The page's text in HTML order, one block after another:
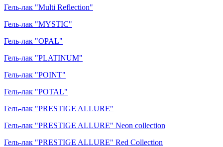
Гель-лак "Multi Reflection"
Гель-лак "MYSTIC"
Гель-лак "OPAL"
Гель-лак "PLATINUM"
Гель-лак "POINT"
Гель-лак "POTAL"
Гель-лак "PRESTIGE ALLURE"
Гель-лак "PRESTIGE ALLURE" Neon collection
Гель-лак "PRESTIGE ALLURE" Red Collection